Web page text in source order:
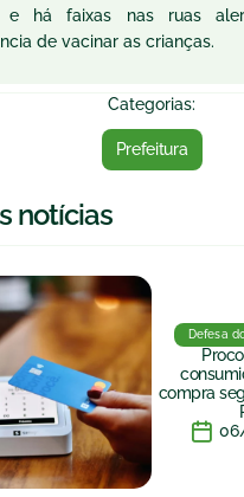
e há faixas nas ruas
de vacinar as crianças.
Categorias:
Prefeitura
notícias
Defesa
compra